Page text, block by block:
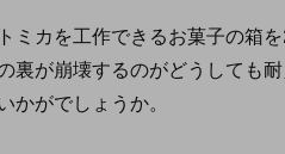
カを工作できるお菓子の箱を
裏が崩壊するのがどうしても
かがでしょうか。